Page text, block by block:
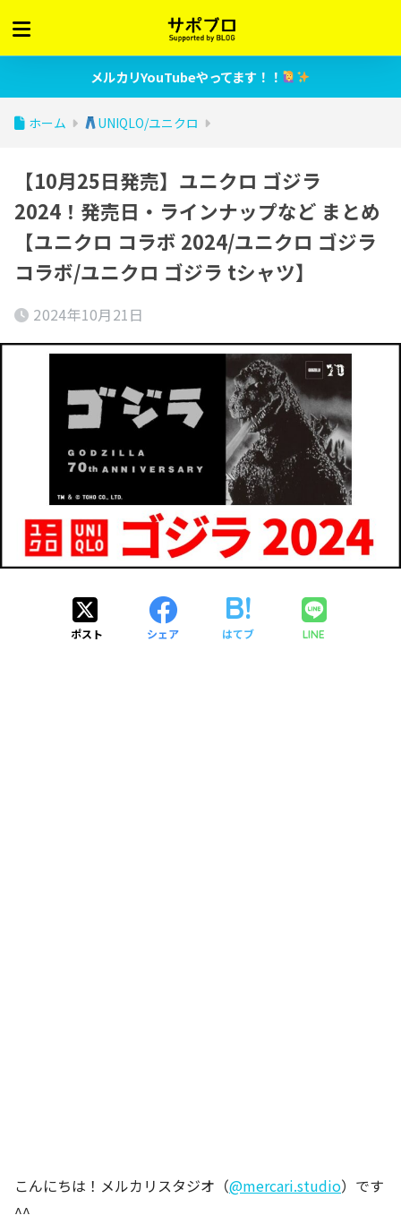
メルカリYouTubeやってます！！
ホーム UNIQLO/ユニクロ
【10月25日発売】ユニクロ ゴジラ
2024！発売日・ラインナップなど まとめ
【ユニクロ コラボ 2024/ユニクロ ゴジラ
コラボ/ユニクロ ゴジラ tシャツ】
2024年10月21日
ポスト シェア はてブ LINE
こんにちは！メルカリスタジオ（@mercari.studio）です
^^